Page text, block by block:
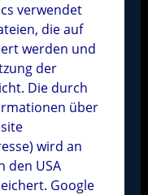
verwendet
die auf
werden und
der
Die durch
über
wird an
den USA
Google